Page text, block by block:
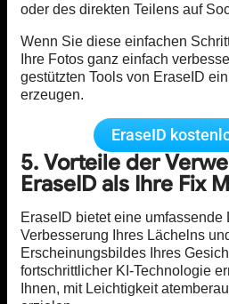
oder des direkten Teilens auf
Wenn Sie diese einfachen
Ihre Fotos ganz einfach
gestützten Tools von EraseID
erzeugen.
EraseID
5. Vorteile der
EraseID als Ihre Fix
EraseID bietet eine umfassende
Verbesserung Ihres Lächelns
Erscheinungsbildes Ihres
fortschrittlicher KI-Technologie
Ihnen, mit Leichtigkeit